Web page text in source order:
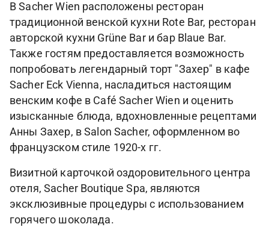
В Sacher Wien расположены ресторан
традиционной венской кухни Rote Bar, ресторан
авторской кухни Grüne Bar и бар Blaue Bar.
Также гостям предоставляется возможность
попробовать легендарный торт "Захер" в кафе
Sacher Eck Vienna, насладиться настоящим
венским кофе в Café Sacher Wien и оценить
изысканные блюда, вдохновленные рецептами
Анны Захер, в Salon Sacher, оформленном во
французском стиле 1920-x гг.
Визитной карточкой оздоровительного центра
отеля, Sacher Boutique Spa, являются
эксклюзивные процедуры с использованием
горячего шоколада.